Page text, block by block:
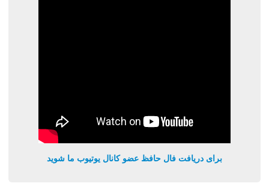
برای دریافت فال حافظ عضو کانال یوتیوب ما شوید